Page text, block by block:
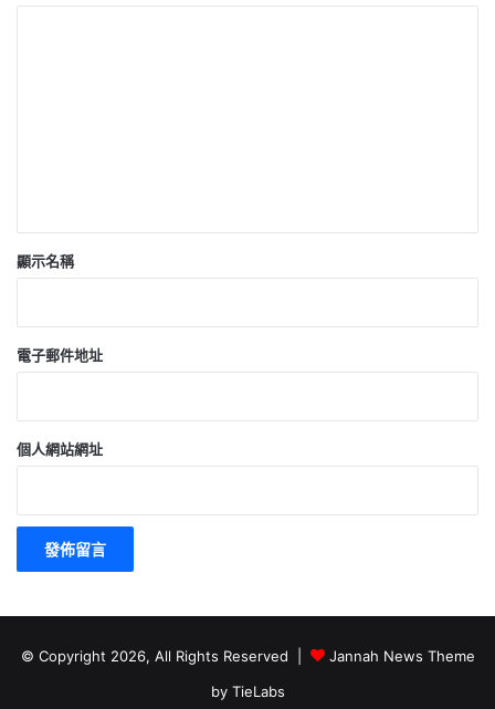
顯示名稱
電子郵件地址
個人網站網址
© Copyright 2026, All Rights Reserved |
Jannah News Theme
by TieLabs